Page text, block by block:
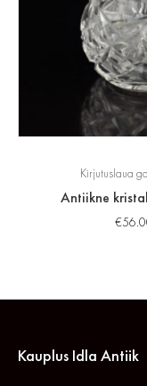
Kirjutuslaua
Antiikne
€
Kauplus Idla Antiik